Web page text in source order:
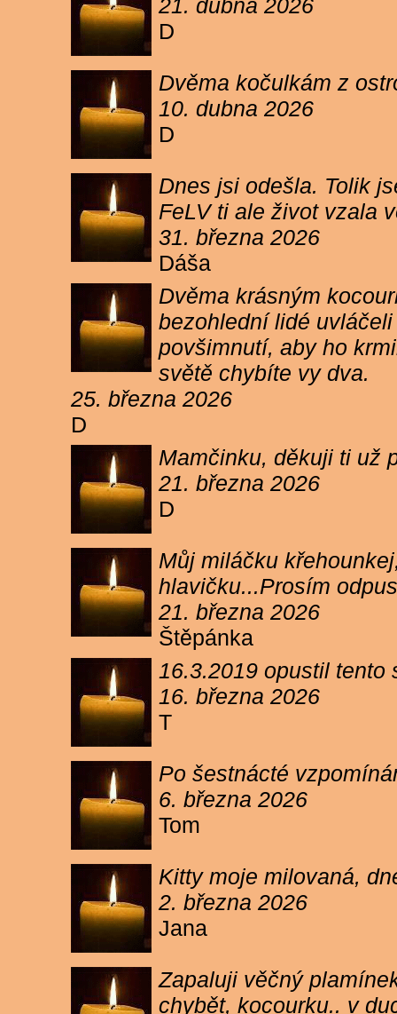
21. dubna 2026
D
Dvěma kočulkám z
10. dubna 2026
D
Dnes jsi odešla. Tolik
FeLV ti ale život vzala
31. března 2026
Dáša
Dvěma krásným
bezohlední lidé
povšimnutí, aby ho
světě chybíte vy dva.
25. března 2026
D
Mamčinku, děkuji ti už
21. března 2026
D
Můj miláčku
hlavičku...Prosím
21. března 2026
Štěpánka
16.3.2019 opustil
16. března 2026
T
Po šestnácté
6. března 2026
Tom
Kitty moje milovaná,
2. března 2026
Jana
Zapaluji věčný
chybět, kocourku.. v